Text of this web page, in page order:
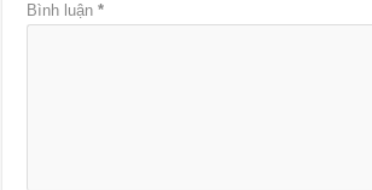
Bình luận*